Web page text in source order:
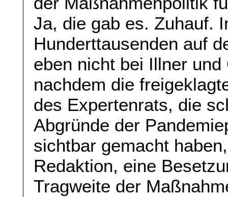
Ja, die gab es. Zuhauf.
Hunderttausenden auf
eben nicht bei Illner
nachdem die
des Expertenrats, die
Abgründe der
sichtbar gemacht
Redaktion, eine
Tragweite der